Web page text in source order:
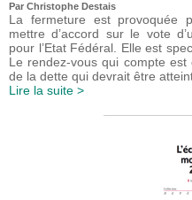
Par Christophe Destais
La fermeture est provoquée
mettre d’accord sur le vote
pour l’Etat Fédéral. Elle est
Le rendez-vous qui compte est
de la dette qui devrait être
Lire la suite >